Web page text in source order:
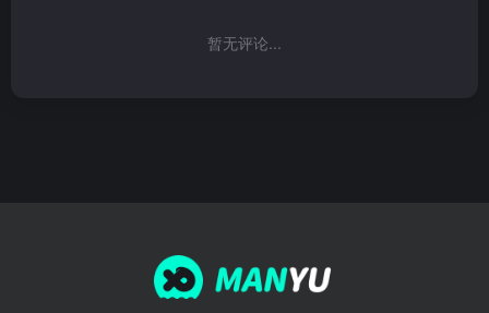
暂无评论...